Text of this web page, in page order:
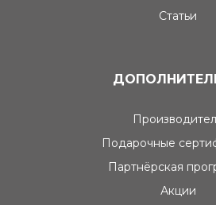
Статьи
Подарочные
Партнёрская
Акции